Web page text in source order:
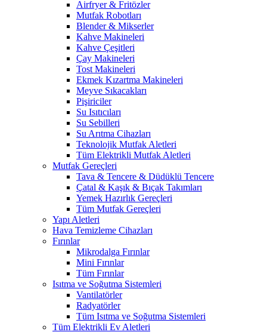
Airfryer & Fritözler
Mutfak Robotları
Blender & Mikserler
Kahve Makineleri
Kahve Çeşitleri
Çay Makineleri
Tost Makineleri
Ekmek Kızartma Makineleri
Meyve Sıkacakları
Pişiriciler
Su Isıtıcıları
Su Sebilleri
Su Arıtma Cihazları
Teknolojik Mutfak Aletleri
Tüm Elektrikli Mutfak Aletleri
Mutfak Gereçleri
Tava & Tencere & Düdüklü Tencere
Çatal & Kaşık & Bıçak Takımları
Yemek Hazırlık Gereçleri
Tüm Mutfak Gereçleri
Yapı Aletleri
Hava Temizleme Cihazları
Fırınlar
Mikrodalga Fırınlar
Mini Fırınlar
Tüm Fırınlar
Isıtma ve Soğutma Sistemleri
Vantilatörler
Radyatörler
Tüm Isıtma ve Soğutma Sistemleri
Tüm Elektrikli Ev Aletleri